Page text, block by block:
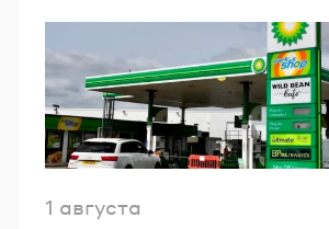
Опубликовано
1 августа
Email
Пароль